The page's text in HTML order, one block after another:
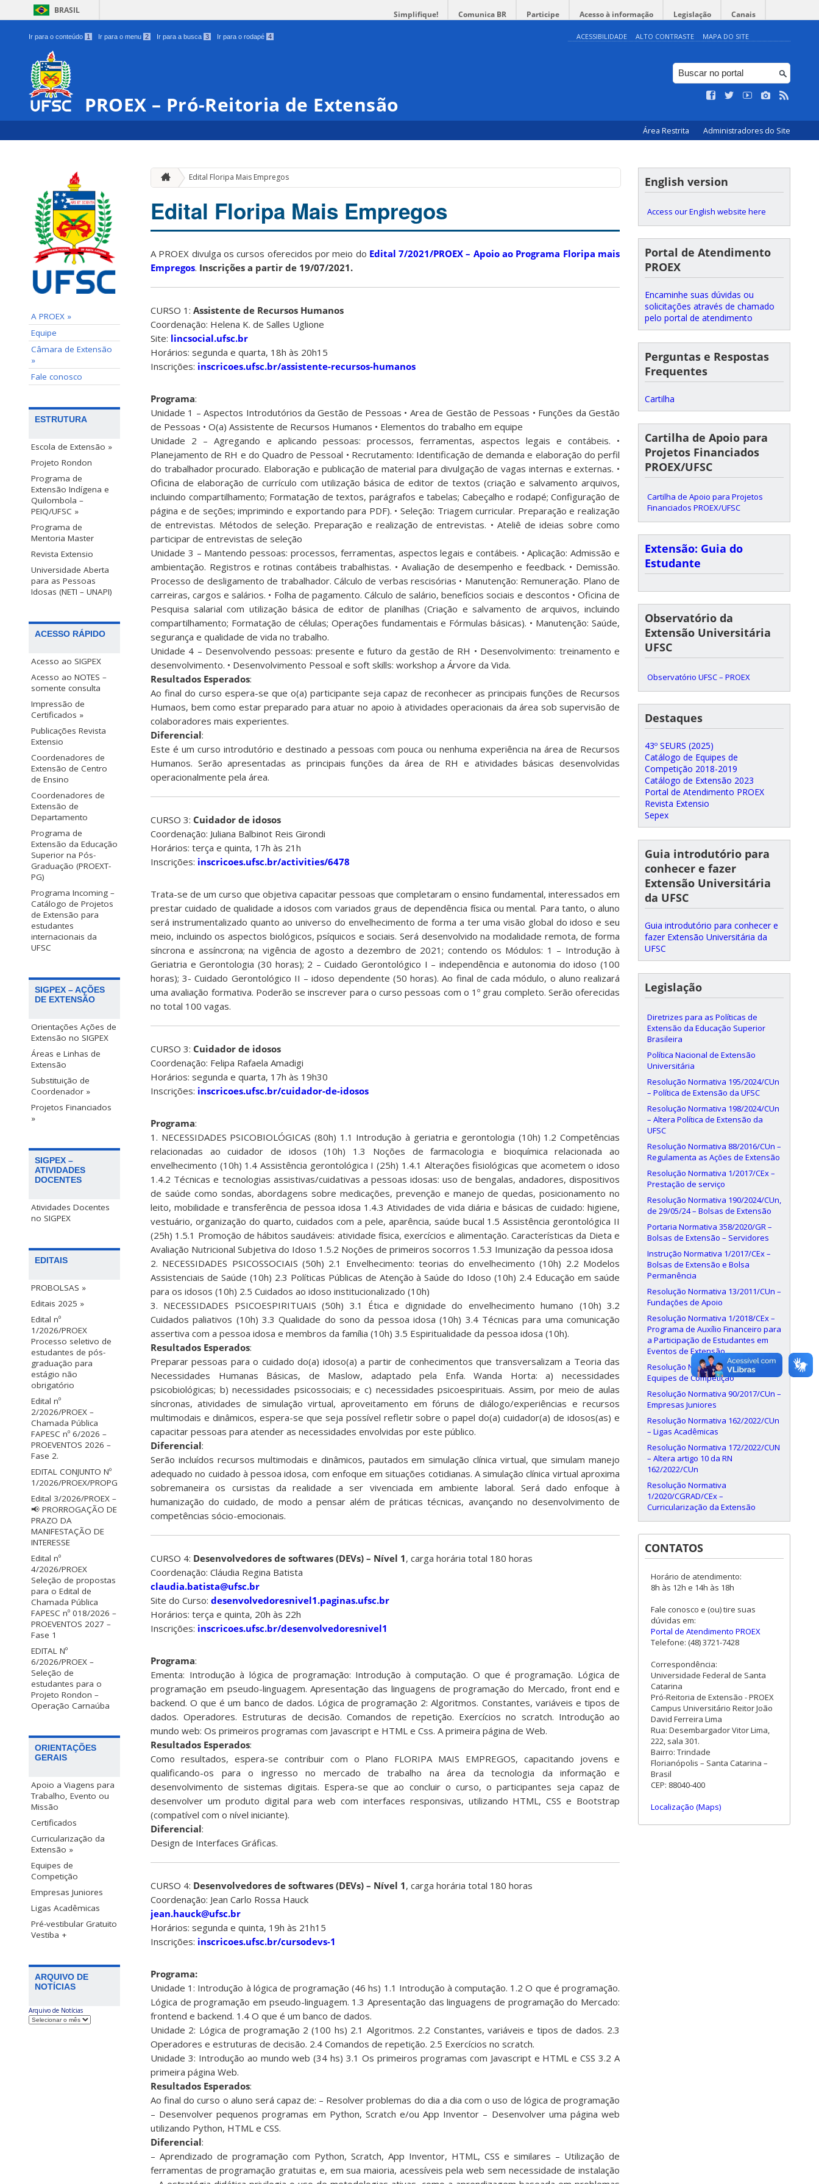
BRASIL Simplifique! Comunica BR Participe Acesso à informação Legislação Canais
Ir para o conteúdo 1 Ir para o menu 2 Ir para a busca 3 Ir para o rodapé 4 ACESSIBILIDADE ALTO CONTRASTE MAPA DO SITE
PROEX – Pró-Reitoria de Extensão
Área Restrita Administradores do Site
A PROEX »
Equipe
Câmara de Extensão
»
Fale conosco
ESTRUTURA
Escola de Extensão »
Projeto Rondon
Programa de
Extensão Indígena e
Quilombola –
PEIQ/UFSC »
Programa de
Mentoria Master
Revista Extensio
Universidade Aberta
para as Pessoas
Idosas (NETI – UNAPI)
ACESSO RÁPIDO
Acesso ao SIGPEX
Acesso ao NOTES –
somente consulta
Impressão de
Certificados »
Publicações Revista
Extensio
Coordenadores de
Extensão de Centro
de Ensino
Coordenadores de
Extensão de
Departamento
Programa de
Extensão da Educação
Superior na Pós-
Graduação (PROEXT-
PG)
Programa Incoming –
Catálogo de Projetos
de Extensão para
estudantes
internacionais da
UFSC
SIGPEX – AÇÕES
DE EXTENSÃO
Orientações Ações de
Extensão no SIGPEX
Áreas e Linhas de
Extensão
Substituição de
Coordenador »
Projetos Financiados
»
SIGPEX –
ATIVIDADES
DOCENTES
Atividades Docentes
no SIGPEX
EDITAIS
PROBOLSAS »
Editais 2025 »
Edital nº
1/2026/PROEX
Processo seletivo de
estudantes de pós-
graduação para
estágio não
obrigatório
Edital nº
2/2026/PROEX –
Chamada Pública
FAPESC nº 6/2026 –
PROEVENTOS 2026 –
Fase 2.
EDITAL CONJUNTO Nº
1/2026/PROEX/PROPG
Edital 3/2026/PROEX –
📢 PRORROGAÇÃO DE
PRAZO DA
MANIFESTAÇÃO DE
INTERESSE
Edital nº
4/2026/PROEX
Seleção de propostas
para o Edital de
Chamada Pública
FAPESC nº 018/2026 –
PROEVENTOS 2027 –
Fase 1
EDITAL Nº
6/2026/PROEX –
Seleção de
estudantes para o
Projeto Rondon –
Operação Carnaúba
ORIENTAÇÕES
GERAIS
Apoio a Viagens para
Trabalho, Evento ou
Missão
Certificados
Curricularização da
Extensão »
Equipes de
Competição
Empresas Juniores
Ligas Acadêmicas
Pré-vestibular Gratuito
Vestiba +
ARQUIVO DE
NOTÍCIAS
Arquivo de Notícias
Edital Floripa Mais Empregos
Edital Floripa Mais Empregos
A PROEX divulga os cursos oferecidos por meio do Edital 7/2021/PROEX – Apoio ao Programa Floripa mais
Empregos. Inscrições a partir de 19/07/2021.
CURSO 1: Assistente de Recursos Humanos
Coordenação: Helena K. de Salles Uglione
Site: lincsocial.ufsc.br
Horários: segunda e quarta, 18h às 20h15
Inscrições: inscricoes.ufsc.br/assistente-recursos-humanos
Programa:
Unidade 1 – Aspectos Introdutórios da Gestão de Pessoas • Area de Gestão de Pessoas • Funções da Gestão
de Pessoas • O(a) Assistente de Recursos Humanos • Elementos do trabalho em equipe
Unidade 2 – Agregando e aplicando pessoas: processos, ferramentas, aspectos legais e contábeis. •
Planejamento de RH e do Quadro de Pessoal • Recrutamento: Identificação de demanda e elaboração do perfil
do trabalhador procurado. Elaboração e publicação de material para divulgação de vagas internas e externas. •
Oficina de elaboração de currículo com utilização básica de editor de textos (criação e salvamento arquivos,
incluindo compartilhamento; Formatação de textos, parágrafos e tabelas; Cabeçalho e rodapé; Configuração de
página e de seções; imprimindo e exportando para PDF). • Seleção: Triagem curricular. Preparação e realização
de entrevistas. Métodos de seleção. Preparação e realização de entrevistas. • Ateliê de ideias sobre como
participar de entrevistas de seleção
Unidade 3 – Mantendo pessoas: processos, ferramentas, aspectos legais e contábeis. • Aplicação: Admissão e
ambientação. Registros e rotinas contábeis trabalhistas. • Avaliação de desempenho e feedback. • Demissão.
Processo de desligamento de trabalhador. Cálculo de verbas rescisórias • Manutenção: Remuneração. Plano de
carreiras, cargos e salários. • Folha de pagamento. Cálculo de salário, benefícios sociais e descontos • Oficina de
Pesquisa salarial com utilização básica de editor de planilhas (Criação e salvamento de arquivos, incluindo
compartilhamento; Formatação de células; Operações fundamentais e Fórmulas básicas). • Manutenção: Saúde,
segurança e qualidade de vida no trabalho.
Unidade 4 – Desenvolvendo pessoas: presente e futuro da gestão de RH • Desenvolvimento: treinamento e
desenvolvimento. • Desenvolvimento Pessoal e soft skills: workshop a Árvore da Vida.
Resultados Esperados:
Ao final do curso espera-se que o(a) participante seja capaz de reconhecer as principais funções de Recursos
Humaos, bem como estar preparado para atuar no apoio à atividades operacionais da área sob supervisão de
colaboradores mais experientes.
Diferencial:
Este é um curso introdutório e destinado a pessoas com pouca ou nenhuma experiência na área de Recursos
Humanos. Serão apresentadas as principais funções da área de RH e atividades básicas desenvolvidas
operacionalmente pela área.
CURSO 3: Cuidador de idosos
Coordenação: Juliana Balbinot Reis Girondi
Horários: terça e quinta, 17h às 21h
Inscrições: inscricoes.ufsc.br/activities/6478
Trata-se de um curso que objetiva capacitar pessoas que completaram o ensino fundamental, interessados em
prestar cuidado de qualidade a idosos com variados graus de dependência física ou mental. Para tanto, o aluno
será instrumentalizado quanto ao universo do envelhecimento de forma a ter uma visão global do idoso e seu
meio, incluindo os aspectos biológicos, psíquicos e sociais. Será desenvolvido na modalidade remota, de forma
síncrona e assíncrona; na vigência de agosto a dezembro de 2021; contendo os Módulos: 1 – Introdução à
Geriatria e Gerontologia (30 horas); 2 – Cuidado Gerontológico I – independência e autonomia do idoso (100
horas); 3- Cuidado Gerontológico II – idoso dependente (50 horas). Ao final de cada módulo, o aluno realizará
uma avaliação formativa. Poderão se inscrever para o curso pessoas com o 1º grau completo. Serão oferecidas
no total 100 vagas.
CURSO 3: Cuidador de idosos
Coordenação: Felipa Rafaela Amadigi
Horários: segunda e quarta, 17h às 19h30
Inscrições: inscricoes.ufsc.br/cuidador-de-idosos
Programa:
1. NECESSIDADES PSICOBIOLÓGICAS (80h) 1.1 Introdução à geriatria e gerontologia (10h) 1.2 Competências
relacionadas ao cuidador de idosos (10h) 1.3 Noções de farmacologia e bioquímica relacionada ao
envelhecimento (10h) 1.4 Assistência gerontológica I (25h) 1.4.1 Alterações fisiológicas que acometem o idoso
1.4.2 Técnicas e tecnologias assistivas/cuidativas a pessoas idosas: uso de bengalas, andadores, dispositivos
de saúde como sondas, abordagens sobre medicações, prevenção e manejo de quedas, posicionamento no
leito, mobilidade e transferência de pessoa idosa 1.4.3 Atividades de vida diária e básicas de cuidado: higiene,
vestuário, organização do quarto, cuidados com a pele, aparência, saúde bucal 1.5 Assistência gerontológica II
(25h) 1.5.1 Promoção de hábitos saudáveis: atividade física, exercícios e alimentação. Características da Dieta e
Avaliação Nutricional Subjetiva do Idoso 1.5.2 Noções de primeiros socorros 1.5.3 Imunização da pessoa idosa
2. NECESSIDADES PSICOSSOCIAIS (50h) 2.1 Envelhecimento: teorias do envelhecimento (10h) 2.2 Modelos
Assistenciais de Saúde (10h) 2.3 Políticas Públicas de Atenção à Saúde do Idoso (10h) 2.4 Educação em saúde
para os idosos (10h) 2.5 Cuidados ao idoso institucionalizado (10h)
3. NECESSIDADES PSICOESPIRITUAIS (50h) 3.1 Ética e dignidade do envelhecimento humano (10h) 3.2
Cuidados paliativos (10h) 3.3 Qualidade do sono da pessoa idosa (10h) 3.4 Técnicas para uma comunicação
assertiva com a pessoa idosa e membros da família (10h) 3.5 Espiritualidade da pessoa idosa (10h).
Resultados Esperados:
Preparar pessoas para o cuidado do(a) idoso(a) a partir de conhecimentos que transversalizam a Teoria das
Necessidades Humanas Básicas, de Maslow, adaptado pela Enfa. Wanda Horta: a) necessidades
psicobiológicas; b) necessidades psicossociais; e c) necessidades psicoespirituais. Assim, por meio de aulas
síncronas, atividades de simulação virtual, aproveitamento em fóruns de diálogo/experiências e recursos
multimodais e dinâmicos, espera-se que seja possível refletir sobre o papel do(a) cuidador(a) de idosos(as) e
capacitar pessoas para atender as necessidades envolvidas por este público.
Diferencial:
Serão incluídos recursos multimodais e dinâmicos, pautados em simulação clínica virtual, que simulam manejo
adequado no cuidado à pessoa idosa, com enfoque em situações cotidianas. A simulação clínica virtual aproxima
sobremaneira os cursistas da realidade a ser vivenciada em ambiente laboral. Será dado enfoque à
humanização do cuidado, de modo a pensar além de práticas técnicas, avançando no desenvolvimento de
competências sócio-emocionais.
CURSO 4: Desenvolvedores de softwares (DEVs) – Nível 1, carga horária total 180 horas
Coordenação: Cláudia Regina Batista
claudia.batista@ufsc.br
Site do Curso: desenvolvedoresnivel1.paginas.ufsc.br
Horários: terça e quinta, 20h às 22h
Inscrições: inscricoes.ufsc.br/desenvolvedoresnivel1
Programa:
Ementa: Introdução à lógica de programação: Introdução à computação. O que é programação. Lógica de
programação em pseudo-linguagem. Apresentação das linguagens de programação do Mercado, front end e
backend. O que é um banco de dados. Lógica de programação 2: Algoritmos. Constantes, variáveis e tipos de
dados. Operadores. Estruturas de decisão. Comandos de repetição. Exercícios no scratch. Introdução ao
mundo web: Os primeiros programas com Javascript e HTML e Css. A primeira página de Web.
Resultados Esperados:
Como resultados, espera-se contribuir com o Plano FLORIPA MAIS EMPREGOS, capacitando jovens e
qualificando-os para o ingresso no mercado de trabalho na área da tecnologia da informação e
desenvolvimento de sistemas digitais. Espera-se que ao concluir o curso, o participantes seja capaz de
desenvolver um produto digital para web com interfaces responsivas, utilizando HTML, CSS e Bootstrap
(compatível com o nível iniciante).
Diferencial:
Design de Interfaces Gráficas.
CURSO 4: Desenvolvedores de softwares (DEVs) – Nível 1, carga horária total 180 horas
Coordenação: Jean Carlo Rossa Hauck
jean.hauck@ufsc.br
Horários: segunda e quinta, 19h às 21h15
Inscrições: inscricoes.ufsc.br/cursodevs-1
Programa:
Unidade 1: Introdução à lógica de programação (46 hs) 1.1 Introdução à computação. 1.2 O que é programação.
Lógica de programação em pseudo-linguagem. 1.3 Apresentação das linguagens de programação do Mercado:
frontend e backend. 1.4 O que é um banco de dados.
Unidade 2: Lógica de programação 2 (100 hs) 2.1 Algoritmos. 2.2 Constantes, variáveis e tipos de dados. 2.3
Operadores e estruturas de decisão. 2.4 Comandos de repetição. 2.5 Exercícios no scratch.
Unidade 3: Introdução ao mundo web (34 hs) 3.1 Os primeiros programas com Javascript e HTML e CSS 3.2 A
primeira página Web.
Resultados Esperados:
Ao final do curso o aluno será capaz de: – Resolver problemas do dia a dia com o uso de lógica de programação
– Desenvolver pequenos programas em Python, Scratch e/ou App Inventor – Desenvolver uma página web
utilizando Python, HTML e CSS.
Diferencial:
– Aprendizado de programação com Python, Scratch, App Inventor, HTML, CSS e similares – Utilização de
ferramentas de programação gratuitas e, em sua maioria, acessíveis pela web sem necessidade de instalação
English version
Access our English website here
Portal de Atendimento
PROEX
Encaminhe suas dúvidas ou
solicitações através de chamado
pelo portal de atendimento
Perguntas e Respostas
Frequentes
Cartilha
Cartilha de Apoio para
Projetos Financiados
PROEX/UFSC
Cartilha de Apoio para Projetos
Financiados PROEX/UFSC
Extensão: Guia do
Estudante
Observatório da
Extensão Universitária
UFSC
Observatório UFSC – PROEX
Destaques
43º SEURS (2025)
Catálogo de Equipes de
Competição 2018-2019
Catálogo de Extensão 2023
Portal de Atendimento PROEX
Revista Extensio
Sepex
Guia introdutório para
conhecer e fazer
Extensão Universitária
da UFSC
Guia introdutório para conhecer e
fazer Extensão Universitária da
UFSC
Legislação
Diretrizes para as Políticas de
Extensão da Educação Superior
Brasileira
Política Nacional de Extensão
Universitária
Resolução Normativa 195/2024/CUn
– Política de Extensão da UFSC
Resolução Normativa 198/2024/CUn
– Altera Política de Extensão da
UFSC
Resolução Normativa 88/2016/CUn –
Regulamenta as Ações de Extensão
Resolução Normativa 1/2017/CEx –
Prestação de serviço
Resolução Normativa 190/2024/CUn,
de 29/05/24 – Bolsas de Extensão
Portaria Normativa 358/2020/GR –
Bolsas de Extensão – Servidores
Instrução Normativa 1/2017/CEx –
Bolsas de Extensão e Bolsa
Permanência
Resolução Normativa 13/2011/CUn –
Fundações de Apoio
Resolução Normativa 1/2018/CEx –
Programa de Auxílio Financeiro para
a Participação de Estudantes em
Eventos de Extensão
Resolução Normativa 87/2016/CUn –
Equipes de Competição
Resolução Normativa 90/2017/CUn –
Empresas Juniores
Resolução Normativa 162/2022/CUn
– Ligas Acadêmicas
Resolução Normativa 172/2022/CUN
– Altera artigo 10 da RN
162/2022/CUn
Resolução Normativa
1/2020/CGRAD/CEx –
Curricularização da Extensão
CONTATOS
Horário de atendimento:
8h às 12h e 14h às 18h
Fale conosco e (ou) tire suas
dúvidas em:
Portal de Atendimento PROEX
Telefone: (48) 3721-7428
Correspondência:
Universidade Federal de Santa
Catarina
Pró-Reitoria de Extensão - PROEX
Campus Universitário Reitor João
David Ferreira Lima
Rua: Desembargador Vitor Lima,
222, sala 301.
Bairro: Trindade
Florianópolis – Santa Catarina –
Brasil
CEP: 88040-400
Localização (Maps)